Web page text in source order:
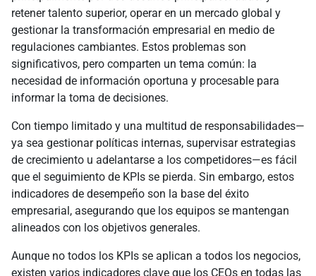
retener talento superior, operar en un mercado global y
gestionar la transformación empresarial en medio de
regulaciones cambiantes. Estos problemas son
significativos, pero comparten un tema común: la
necesidad de información oportuna y procesable para
informar la toma de decisiones.
Con tiempo limitado y una multitud de responsabilidades—
ya sea gestionar políticas internas, supervisar estrategias
de crecimiento u adelantarse a los competidores—es fácil
que el seguimiento de KPIs se pierda. Sin embargo, estos
indicadores de desempeño son la base del éxito
empresarial, asegurando que los equipos se mantengan
alineados con los objetivos generales.
Aunque no todos los KPIs se aplican a todos los negocios,
existen varios indicadores clave que los CEOs en todas las